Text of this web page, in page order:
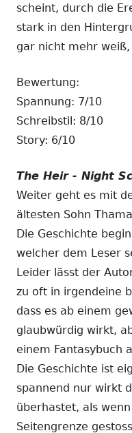
scheint, durch die
stark in den
gar nicht mehr
Bewertung:
Spannung: 7/10
Schreibstil: 8/10
Story: 6/10
The Heir - Night
Weiter geht es mit
ältesten Sohn
Die Geschichte
welcher dem Leser
Leider lässt der
zu oft in irgendeine
dass es ab einem
glaubwürdig wirkt,
einem Fantasybuch
Die Geschichte ist
spannend nur wirkt
überhastet, als
Seitengrenze